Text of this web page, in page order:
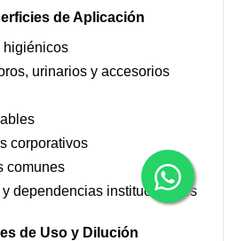
de Aplicación
higiénicos
urinarios y accesorios
corporativos
comunes
dependencias institucionales
de Uso y Dilución